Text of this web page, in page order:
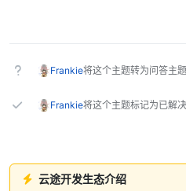
Frankie将这个主题转为问答主
Frankie将这个主题标记为已解
云途开发生态介绍